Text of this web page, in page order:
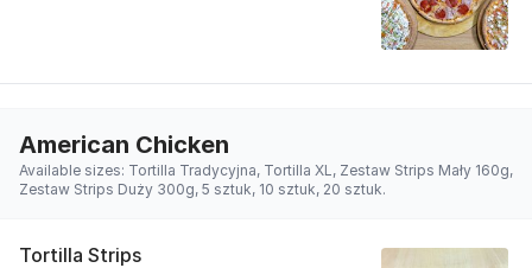
American Chicken
Available sizes: Tortilla Tradycyjna, Tortilla XL, Zestaw Strips Mały 160g,
Zestaw Strips Duży 300g, 5 sztuk, 10 sztuk, 20 sztuk.
Tortilla Strips